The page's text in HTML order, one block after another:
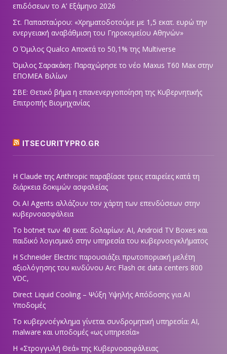
επιδόσεων το Α’ Εξάμηνο 2026
Στ. Παπασταύρου: «Χρηματοδοτούμε με 1,5 εκατ. ευρώ την
ενεργειακή αναβάθμιση του Γηροκομείου Αθηνών»
Ο Όμιλος Qualco Αποκτά το 50,1% της Multiverse
Όμιλος Σαρακάκη: Παραχώρησε το νέο Maxus T60 Max στην
ΕΠΟΜΕΑ Βιλίων
ΣΒΕ: Θετικό βήμα η επανενεργοποίηση της Κυβερνητικής
Επιτροπής Βιομηχανίας
ITSECURITYPRO.GR
Η Claude της Anthropic παραβίασε τρεις εταιρείες κατά τη
διάρκεια δοκιμών ασφαλείας
Οι AI Agents αλλάζουν τον χάρτη των επενδύσεων στην
κυβερνοασφάλεια
Το botnet των 40 εκατ. δολαρίων: AI, Android TV Boxes και
παιδικό λογισμικό στην υπηρεσία του κυβερνοεγκλήματος
Η Schneider Electric παρουσιάζει πρωτοποριακή μελέτη
αξιολόγησης του κινδύνου Arc Flash σε data centers 800
VDC,
Direct Liquid Cooling – Ψύξη Υψηλής Απόδοσης για AI
Υποδομές
Το κυβερνοέγκλημα γίνεται συνδρομητική υπηρεσία: AI,
malware και υποδομές «ως υπηρεσία»
Η «Στρογγυλή Θεά» της Κυβερνοασφάλειας